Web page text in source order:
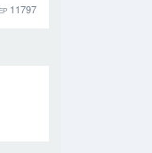
11797